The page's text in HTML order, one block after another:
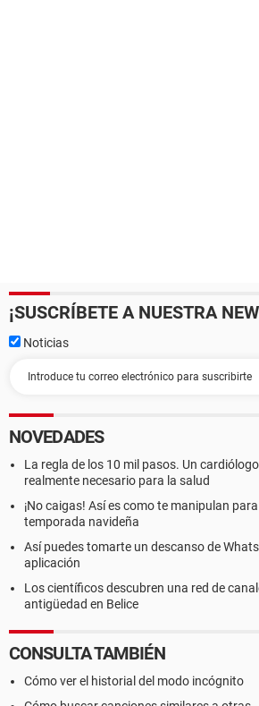
¡SUSCRÍBETE A NUESTRA
Noticias
NOVEDADES
La regla de los 10 mil pasos. Un
realmente necesario para la salud
¡No caigas! Así es como te manipulan
temporada navideña
Así puedes tomarte un descanso de
aplicación
Los científicos descubren una red de
antigüedad en Belice
CONSULTA TAMBIÉN
Cómo ver el historial del modo incógnito